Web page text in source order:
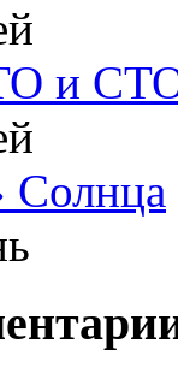
и
Солнца